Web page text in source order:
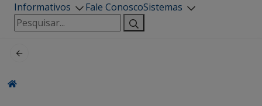
Informativos
Fale ConoscoSistemas
Pesquisar
por: